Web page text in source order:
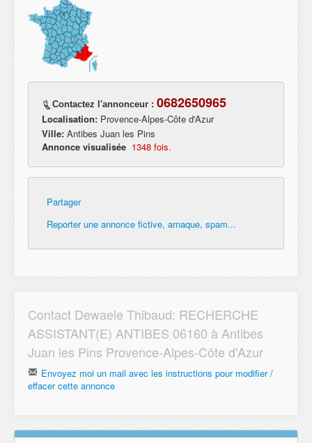
Contactez l'annonceur : 0682650965
Localisation: Provence-Alpes-Côte d'Azur
Ville: Antibes Juan les Pins
Annonce visualisée 1348 fois.
Partager
Reporter une annonce fictive, arnaque, spam...
Contact Dewaele Thibaud: RECHERCHE
ASSISTANT(E) ANTIBES 06160 à Antibes
Juan les Pins Provence-Alpes-Côte d'Azur
Envoyez moi un mail avec les instructions pour modifier /
effacer cette annonce